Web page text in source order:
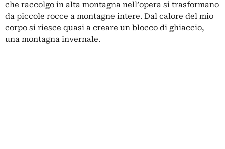
che raccolgo in alta montagna nell’opera si trasformano
da piccole rocce a montagne intere. Dal calore del mio
corpo si riesce quasi a creare un blocco di ghiaccio,
una montagna invernale.